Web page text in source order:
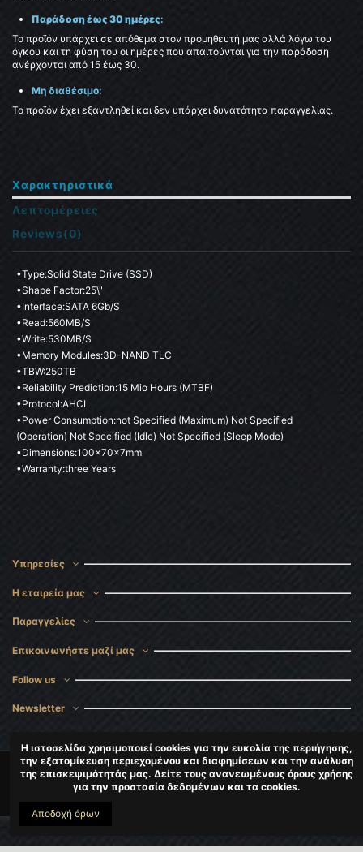
Παράδοση έως 30 ημέρες:
Το προϊόν υπάρχει σε απόθεμα στον προμηθευτή μας αλλά λόγω του
όγκου και τη φύση του οι ημέρες που απαιτούνται για την παράδοση
ανέρχονται από 15 έως 30.
Μη διαθέσιμο:
Το προϊόν έχει εξαντληθεί και δεν υπάρχει δυνατότητα παραγγελίας.
Χαρακτηριστικά
Λεπτομέρειες
Reviews(0)
•Type:Solid State Drive (SSD)
•shape Factor:25\"
•Interface:SATA 6Gb/s
•Read:560MB/s
•Write:530MB/s
•memory Modules:3D-NAND TLC
•TBW:250TB
•Reliability Prediction:15 Mio Hours (MTBF)
•Protocol:AHCI
•Power Consumption:not Specified (maximum) Not Specified
(operation) Not Specified (idle) Not Specified (Sleep Mode)
•Dimensions:100x70x7mm
•Warranty:three Years
Υπηρεσίες
Η εταιρεία μας
Παραγγελίες
Επικοινωνήστε μαζί μας
Follow us
Newsletter
Η ιστοσελίδα χρησιμοποιεί cookies για την ευκολία της περιήγησης,
την εξατομίκευση περιεχομένου και διαφημίσεων και την ανάλυση
της επισκεψιμότητάς μας. Δείτε τους ανανεωμένους όρους χρήσης
για την προστασία δεδομένων και τα cookies.
Αποδοχή όρων